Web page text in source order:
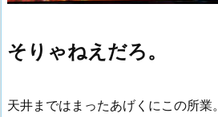
そりゃねえだろ。
天井まではまったあげくにこの所業。